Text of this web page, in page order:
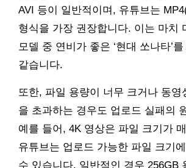
AVI 등이 일반적이며, 유튜브는
형식을 가장 권장합니다. 이는 마치
모델 중 연비가 좋은 ‘현대 쏘나타’
같습니다.
또한, 파일 용량이 너무 크거나 동영
을 초과하는 경우도 업로드 실패의
예를 들어, 4K 영상은 파일 크기가
유튜브는 업로드 가능한 파일 크기
수 있습니다. 일반적인 경우 256GB